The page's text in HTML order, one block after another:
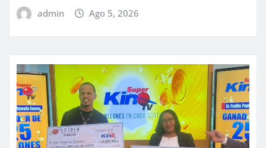
admin Ago 5, 2026